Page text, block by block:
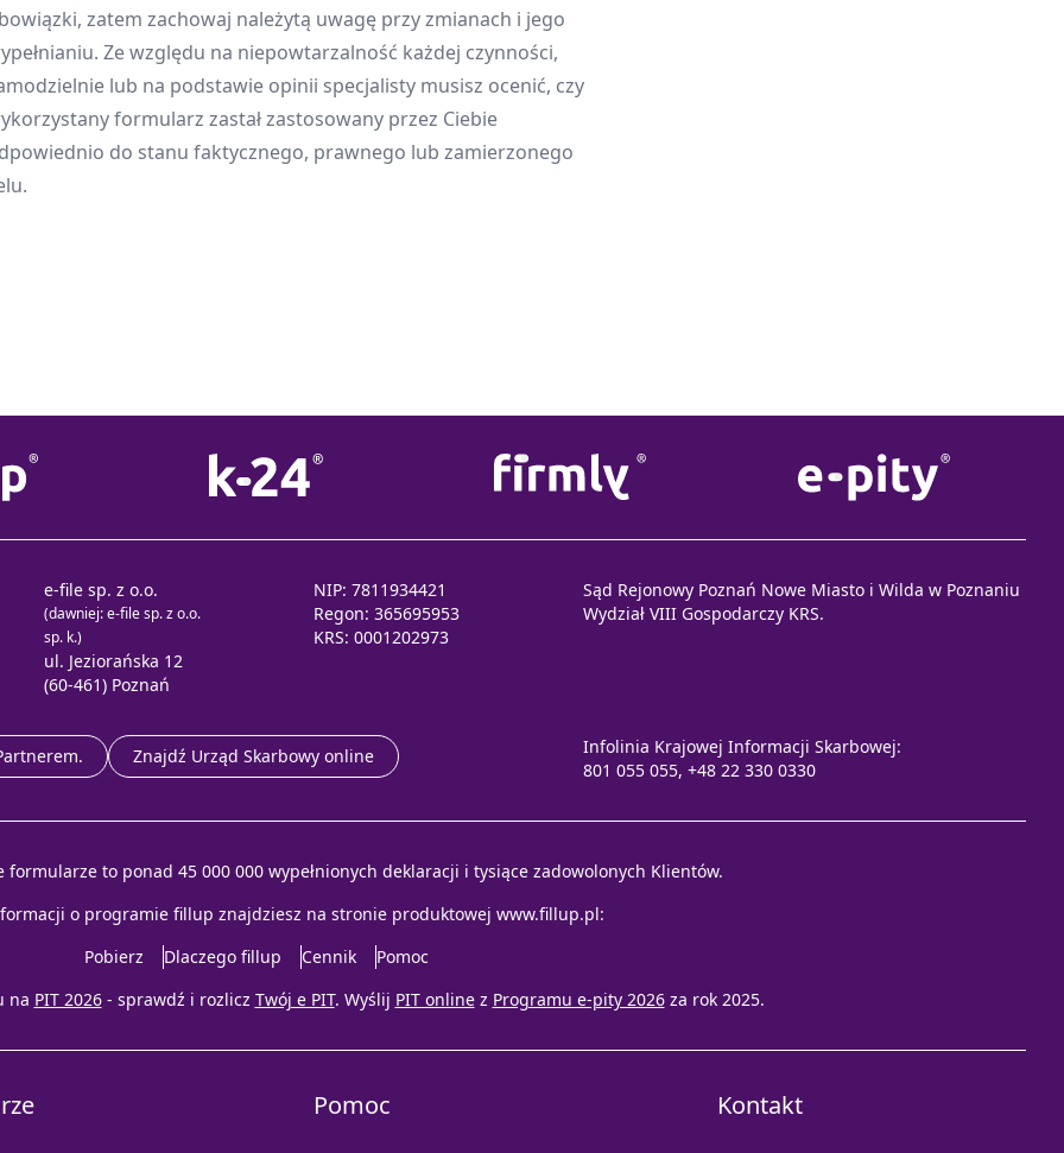
zatem zachowaj należytą uwagę przy zmianach i jego
Ze względu na niepowtarzalność każdej czynności,
lub na podstawie opinii specjalisty musisz ocenić, czy
formularz zastał zastosowany przez Ciebie
do stanu faktycznego, prawnego lub zamierzonego
e-file sp. z o.o.
(dawniej: e-file sp. z o.o.
sp. k.)
ul. Jeziorańska 12
(60-461) Poznań
NIP: 7811934421
Regon: 365695953
KRS: 0001202973
Sąd Rejonowy Poznań Nowe Miasto i Wilda w Poznaniu
Wydział VIII Gospodarczy KRS.
Znajdź Urząd Skarbowy online
Infolinia Krajowej Informacji Skarbowej:
801 055 055, +48 22 330 0330
formularze to ponad 45 000 000 wypełnionych deklaracji i tysiące zadowolonych Klientów.
o programie fillup znajdziesz na stronie produktowej www.fillup.pl:
Pobierz
Dlaczego fillup Cennik
Pomoc
na PIT 2026 - sprawdź i rozlicz Twój e PIT. Wyślij PIT online z Programu e-pity 2026 za rok 2025.
Pomoc Kontakt